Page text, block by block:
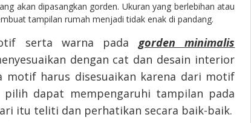
akan dipasangkan gorden. Ukuran yang berlebihan atau
tampilan rumah menjadi tidak enak di pandang.
serta warna pada gorden minimalis
dengan cat dan desain interior
motif harus disesuaikan karena dari motif
pilih dapat mempengaruhi tampilan pada
itu teliti dan perhatikan secara baik-baik.